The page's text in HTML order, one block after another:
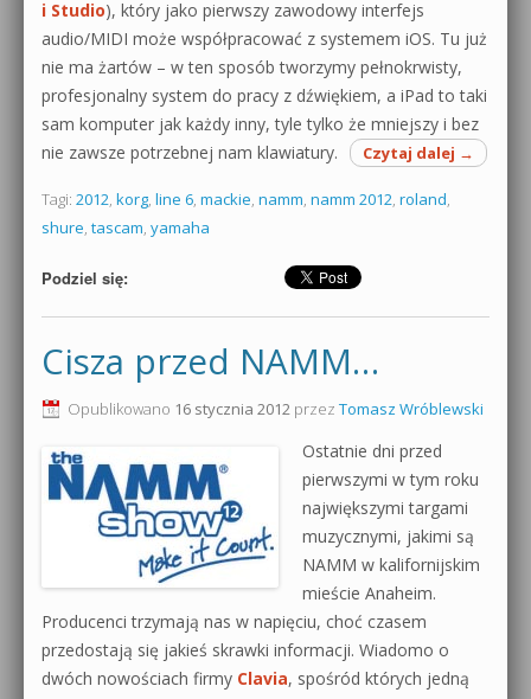
i Studio), który jako pierwszy zawodowy interfejs
audio/MIDI może współpracować z systemem iOS. Tu już
nie ma żartów – w ten sposób tworzymy pełnokrwisty,
profesjonalny system do pracy z dźwiękiem, a iPad to taki
sam komputer jak każdy inny, tyle tylko że mniejszy i bez
nie zawsze potrzebnej nam klawiatury.
Czytaj dalej →
Tagi: 2012, korg, line 6, mackie, namm, namm 2012, roland,
shure, tascam, yamaha
Podziel się:
Cisza przed NAMM…
Opublikowano 16 stycznia 2012 przez Tomasz Wróblewski
Ostatnie dni przed
pierwszymi w tym roku
największymi targami
muzycznymi, jakimi są
NAMM w kalifornijskim
mieście Anaheim.
Producenci trzymają nas w napięciu, choć czasem
przedostają się jakieś skrawki informacji. Wiadomo o
dwóch nowościach firmy Clavia, spośród których jedną